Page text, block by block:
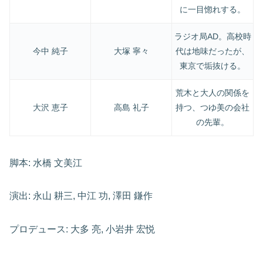
に一目惚れする。
今中 純子 大塚 寧々
ラジオ局AD。高校時
代は地味だったが、
東京で垢抜ける。
大沢 恵子 高島 礼子
荒木と大人の関係を
持つ、つゆ美の会社
の先輩。
脚本: 水橋 文美江
演出: 永山 耕三, 中江 功, 澤田 鎌作
プロデュース: 大多 亮, 小岩井 宏悦